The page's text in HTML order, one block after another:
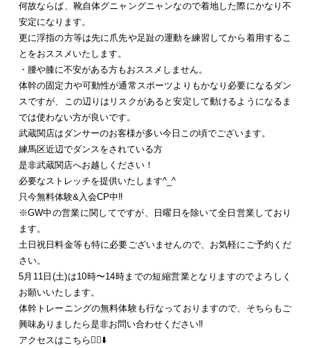
何故ならば、靴自体グニャングニャンなので着地した際にかなり不
安定になります。
更に浮指の方等は先に爪先や足趾の運動を練習してから着用するこ
とをおススメいたします。
・腰や膝に不安がある方もおススメしません。
体幹の固定力や可動性が通常スポーツよりもかなり必要になるダン
スですが、この辺りはリスクがあると安定して動けるようになるま
では使わない方が良いです。
武蔵関店はダンサーのお客様が多い今日この頃でございます。
練馬区近辺でダンスをされている方
是非武蔵関店へお越しください！
必要なストレッチを提供いたします^_^
只今無料体験&入会CP中‼️
※GW中の営業に関してですが、日曜日を除いて全日営業しており
ます。
土日祝日料金等も特に必要ございませんので、お気軽にご予約くだ
さい。
5月11日(土)は10時〜14時までの短縮営業となりますのでよろしく
お願いいたします。
体幹トレーニングの無料体験も行なっておりますので、そちらもご
興味ありましたら是非お問い合わせください‼️
アクセスはこちら💁‍♀️⬇️